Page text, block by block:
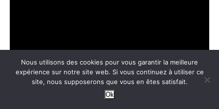
Nous utilisons des cookies pour vous garantir la meilleure
expérience sur notre site web. Si vous continuez à utiliser ce
site, nous supposerons que vous en êtes satisfait.
Ok